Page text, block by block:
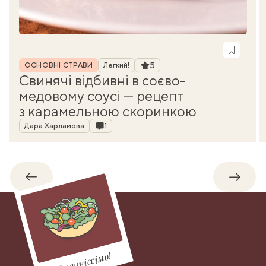
Рубрика
ОСНОВНІ СТРАВИ Легкий! Рейтинг
5
Свинячі відбивні в соєво-
медовому соусі — рецепт
з карамельною скоринкою
Автор
Дара Харламова Коментарі
1
Назад